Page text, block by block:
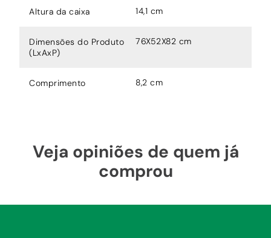
Altura da caixa 14,1 cm
Dimensões do Produto
(LxAxP)
76X52X82 cm
Comprimento 8,2 cm
Veja opiniões de quem já
comprou